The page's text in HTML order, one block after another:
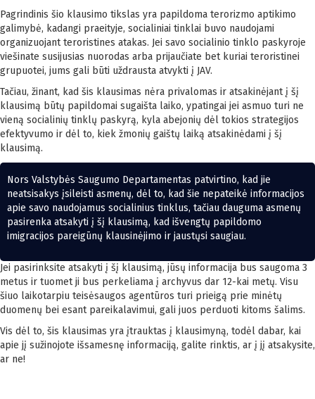
Pagrindinis šio klausimo tikslas yra papildoma terorizmo aptikimo
galimybė, kadangi praeityje, socialiniai tinklai buvo naudojami
organizuojant teroristines atakas. Jei savo socialinio tinklo paskyroje
viešinate susijusias nuorodas arba prijaučiate bet kuriai teroristinei
grupuotei, jums gali būti uždrausta atvykti į JAV.
Tačiau, žinant, kad šis klausimas nėra privalomas ir atsakinėjant į šį
klausimą būtų papildomai sugaišta laiko, ypatingai jei asmuo turi ne
vieną socialinių tinklų paskyrą, kyla abejonių dėl tokios strategijos
efektyvumo ir dėl to, kiek žmonių gaištų laiką atsakinėdami į šį
klausimą.
Nors Valstybės Saugumo Departamentas patvirtino, kad jie
neatsisakys įsileisti asmenų, dėl to, kad šie nepateikė informacijos
apie savo naudojamus socialinius tinklus, tačiau dauguma asmenų
pasirenka atsakyti į šį klausimą, kad išvengtų papildomo
imigracijos pareigūnų klausinėjimo ir jaustųsi saugiau.
Jei pasirinksite atsakyti į šį klausimą, jūsų informacija bus saugoma 3
metus ir tuomet ji bus perkeliama į archyvus dar 12-kai metų. Visu
šiuo laikotarpiu teisėsaugos agentūros turi prieigą prie minėtų
duomenų bei esant pareikalavimui, gali juos perduoti kitoms šalims.
Vis dėl to, šis klausimas yra įtrauktas į klausimyną, todėl dabar, kai
apie jį sužinojote išsamesnę informaciją, galite rinktis, ar į jį atsakysite,
ar ne!